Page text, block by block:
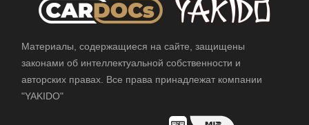
Материалы, содержащиеся на сайте, защищены
законами об интеллектуальной собственности и
авторских правах. Все права принадлежат компании
"YAKIDO"